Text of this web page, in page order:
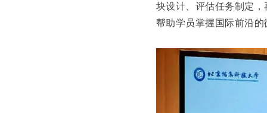
块设计、评估任务制定
帮助学员掌握国际前沿